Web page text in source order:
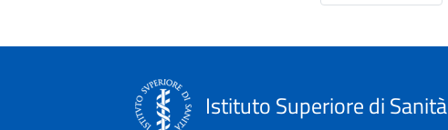
Istituto Superiore di Sanità